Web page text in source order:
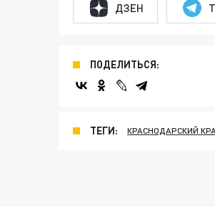
ДЗЕН
ПОДЕЛИТЬСЯ:
ТЕГИ: КРАСНОДАРСКИЙ